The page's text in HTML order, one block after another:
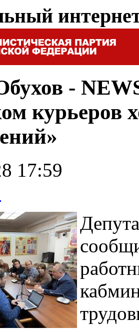
-
курьеров
17:59